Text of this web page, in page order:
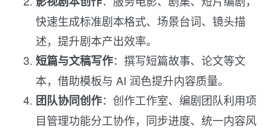
快速生成标准剧本格式、场景台词、镜头描
述，提升剧本产出效率。
短篇与文稿写作：撰写短篇故事、论文等文
本，借助模板与 AI 润色提升内容质量。
团队协同创作：创作工作室、编剧团队利用项
目管理功能分工协作，同步进度、统一内容风